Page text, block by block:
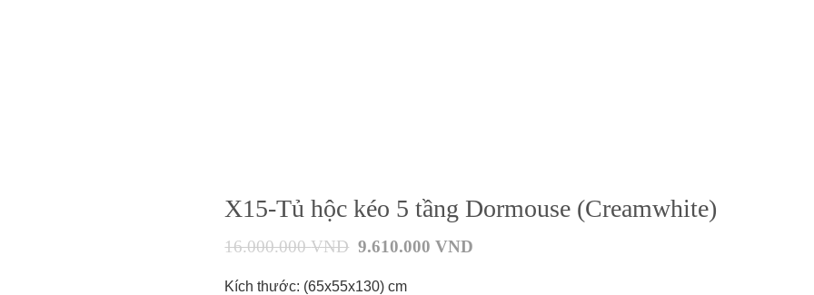
X15-Tủ hộc kéo 5 tầng Dormouse (Creamwhite)
16.000.000VND 9.610.000VND
Kích thước: (65x55x130) cm